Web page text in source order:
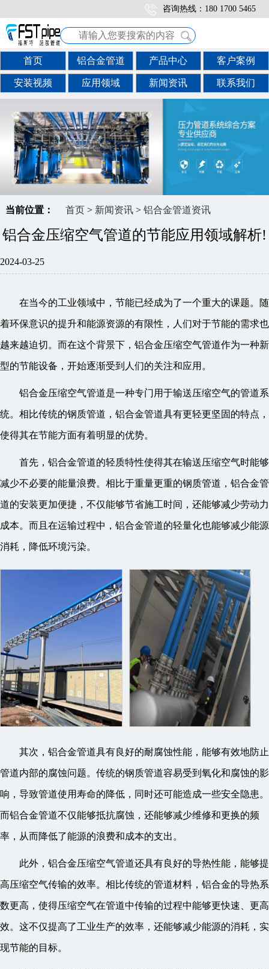
咨询热线：180 1700 5465
首页 铝合金管道 产品中心 客户案例
安装视频 应用领域 新闻资讯 联系我们
当前位置： 首页> 新闻资讯> 铝合金管道资讯
铝合金压缩空气管道的节能应用领域解析!
2024-03-25
在当今的工业领域中，节能已经成为了一个重大的课题。随
着环保意识的提升和能源资源的有限性，人们对于节能的需求也
越来越迫切。而在这个背景下，铝合金压缩空气管道作为一种新
型的节能设备，开始逐渐受到人们的关注和应用。
铝合金压缩空气管道是一种专门用于输送压缩空气的管道系
统。相比传统的钢质管道，铝合金管道具有更轻更坚固的特点，
使得其在节能方面有着明显的优势。
首先，铝合金管道的轻质特性使得其在输送压缩空气时能够
减少不必要的能量浪费。相比于重量更重的钢质管道，铝合金管
道的安装更加便捷，不仅能够节省施工时间，还能够减少劳动力
成本。而且在运输过程中，铝合金管道的轻量化也能够减少能源
消耗，降低环境污染。
其次，铝合金管道具有良好的耐腐蚀性能，能够有效地防止
管道内部的腐蚀问题。传统的钢质管道容易受到氧化和腐蚀的影
响，导致管道使用寿命的降低，同时还可能造成一些安全隐患。
而铝合金管道不仅能够抵抗腐蚀，还能够减少维修和更换的频
率，从而降低了能源的浪费和成本的支出。
此外，铝合金压缩空气管道还具有良好的导热性能，能够提
高压缩空气传输的效率。相比传统的管道材料，铝合金的导热系
数更高，使得压缩空气在管道中传输的过程中能够更快速、更高
效。这不仅提高了工业生产的效率，还能够减少能源的消耗，实
现节能的目标。